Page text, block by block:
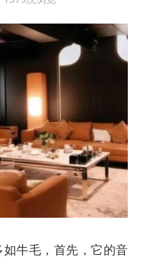
牛毛，首先，它的音